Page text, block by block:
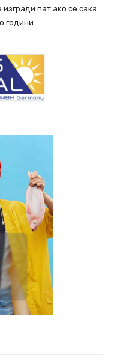
пат ако се сака
години.